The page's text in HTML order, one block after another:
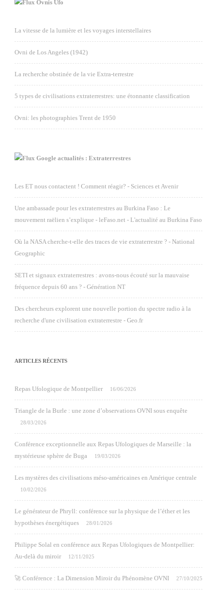
Ovnis Ufo
La vitesse de la lumière et les voyages interstellaires
Ovni de Los Angeles (1942)
La recherche obstinée de la vie Extra-terrestre
5 types de civilisations extraterrestres: une étonnante classification
Ovni: les photographies Trent de 1950
Google actualités : Extraterrestres
Les ET nous contactent ! Comment réagir? - Sciences et Avenir
Une ambassade pour les extraterrestres au Burkina Faso : Le
mouvement raëlien s’explique - leFaso.net - L'actualité au Burkina Faso
Où la NASA cherche-t-elle des traces de vie extraterrestre ? - National
Geographic
SETI et signaux extraterrestres : avons-nous écouté sur la mauvaise
fréquence depuis 60 ans ? - Génération NT
Des chercheurs explorent une nouvelle portion du spectre radio à la
recherche d'une civilisation extraterrestre - Geo.fr
ARTICLES RÉCENTS
Repas Ufologique de Montpellier 16/06/2026
Triangle de la Burle : une zone d’observations OVNI sous enquête
28/03/2026
Conférence exceptionnelle aux Repas Ufologiques de Marseille : la
mystérieuse sphère de Buga
19/03/2026
Les mystères des civilisations méso-américaines en Amérique centrale
10/02/2026
Le générateur de Phryll: conférence sur la physique de l’éther et les
hypothèses énergétiques
28/01/2026
Philippe Solal en conférence aux Repas Ufologiques de Montpellier:
Au-delà du miroir
12/11/2025
🚀 Conférence : La Dimension Miroir du Phénomène OVNI 27/10/2025